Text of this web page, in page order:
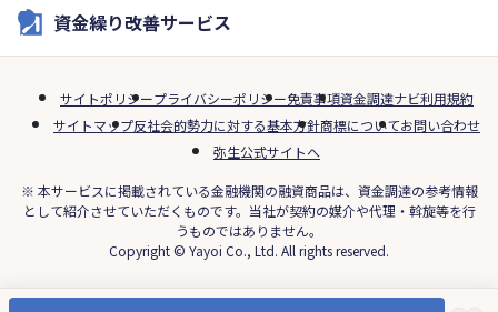
資金繰り改善サービス
サイトポリシープライバシーポリシー免責事項資金調達ナビ利用規約
サイトマップ反社会的勢力に対する基本方針商標についてお問い合わせ
弥生公式サイトへ
※ 本サービスに掲載されている金融機関の融資商品は、資金調達の参考情報
として紹介させていただくものです。当社が契約の媒介や代理・斡旋等を行
うものではありません。
Copyright © Yayoi Co., Ltd. All rights reserved.